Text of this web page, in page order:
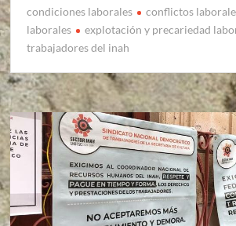
condiciones laborales conflictos
laborales
explotación y precariedad
trabajadores del inah